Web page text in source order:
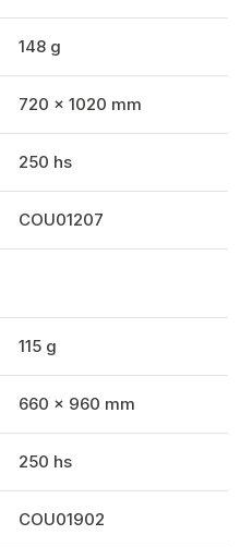
148 g
720 x 1020 mm
250 hs
COU01207
115 g
660 x 960 mm
250 hs
COU01902